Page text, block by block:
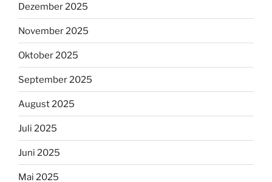
Dezember 2025
November 2025
Oktober 2025
September 2025
August 2025
Juli 2025
Juni 2025
Mai 2025